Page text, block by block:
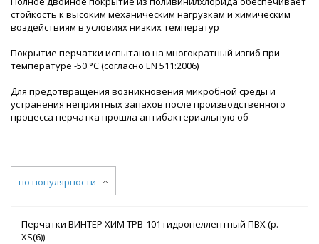
стойкость к высоким механическим нагрузкам и химическим
воздействиям в условиях низких температур
Покрытие перчатки испытано на многократный изгиб при
температуре -50 °С (согласно EN 511:2006)
Для предотвращения возникновения микробной среды и
устранения неприятных запахов после производственного
процесса перчатка прошла антибактериальную об
по популярности
Перчатки ВИНТЕР ХИМ TPB-101 гидропеллентный ПВХ (р.
XS(6))